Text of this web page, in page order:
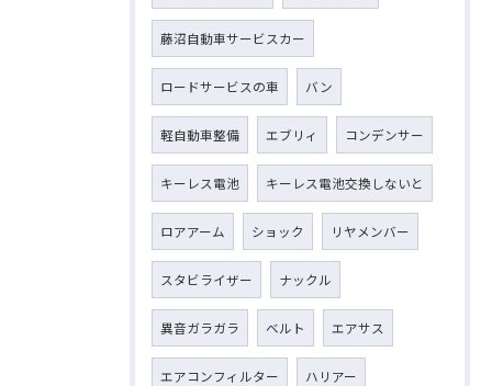
藤沼自動車サービスカー
ロードサービスの車 バン
軽自動車整備 エブリィ コンデンサー
キーレス電池 キーレス電池交換しないと
ロアアーム ショック リヤメンバー
スタビライザー ナックル
異音ガラガラ ベルト エアサス
エアコンフィルター ハリアー